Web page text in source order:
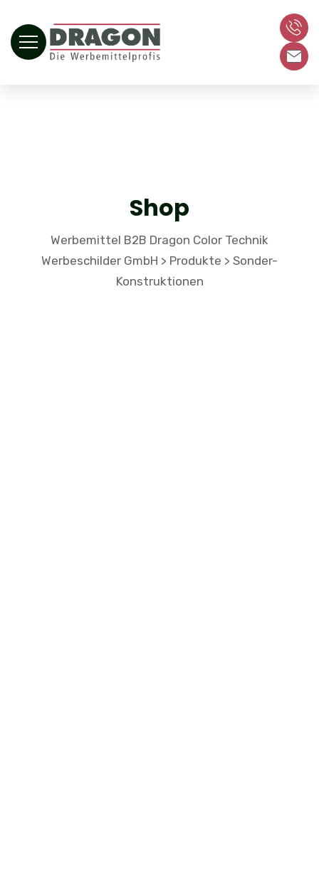
Shop
Werbemittel B2B Dragon Color Technik
Werbeschilder GmbH > Produkte > Sonder-
Konstruktionen